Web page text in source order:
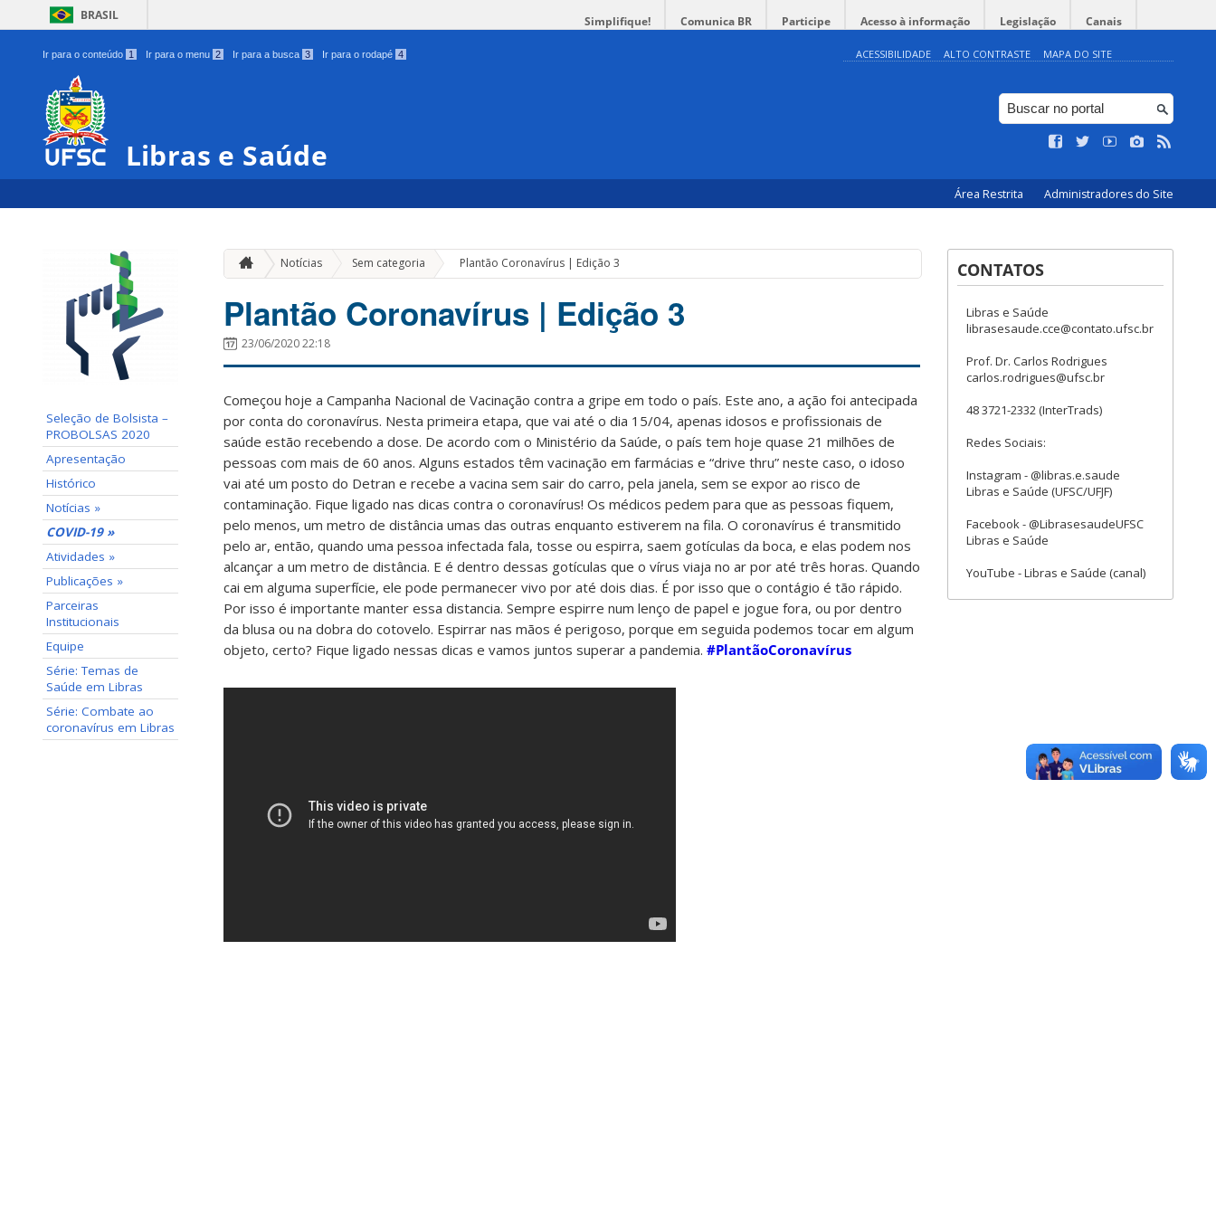
BRASIL Simplifique! Comunica BR Participe Acesso à informação Legislação Canais
Ir para o conteúdo 1 Ir para o menu 2 Ir para a busca 3 Ir para o rodapé 4 ACESSIBILIDADE ALTO CONTRASTE MAPA DO SITE
Libras e Saúde
Área Restrita Administradores do Site
Seleção de Bolsista –
PROBOLSAS 2020
Apresentação
Histórico
Notícias »
COVID-19 »
Atividades »
Publicações »
Parceiras
Institucionais
Equipe
Série: Temas de
Saúde em Libras
Série: Combate ao
coronavírus em Libras
Notícias Sem categoria » Plantão Coronavírus | Edição 3
Plantão Coronavírus | Edição 3
23/06/2020 22:18
Começou hoje a Campanha Nacional de Vacinação contra a gripe em todo o país. Este ano, a ação foi antecipada
por conta do coronavírus. Nesta primeira etapa, que vai até o dia 15/04, apenas idosos e profissionais de
saúde estão recebendo a dose. De acordo com o Ministério da Saúde, o país tem hoje quase 21 milhões de
pessoas com mais de 60 anos. Alguns estados têm vacinação em farmácias e “drive thru” neste caso, o idoso
vai até um posto do Detran e recebe a vacina sem sair do carro, pela janela, sem se expor ao risco de
contaminação. Fique ligado nas dicas contra o coronavírus! Os médicos pedem para que as pessoas fiquem,
pelo menos, um metro de distância umas das outras enquanto estiverem na fila. O coronavírus é transmitido
pelo ar, então, quando uma pessoa infectada fala, tosse ou espirra, saem gotículas da boca, e elas podem nos
alcançar a um metro de distância. E é dentro dessas gotículas que o vírus viaja no ar por até três horas. Quando
cai em alguma superfície, ele pode permanecer vivo por até dois dias. É por isso que o contágio é tão rápido.
Por isso é importante manter essa distancia. Sempre espirre num lenço de papel e jogue fora, ou por dentro
da blusa ou na dobra do cotovelo. Espirrar nas mãos é perigoso, porque em seguida podemos tocar em algum
objeto, certo? Fique ligado nessas dicas e vamos juntos superar a pandemia. #PlantãoCoronavírus
CONTATOS
Libras e Saúde
librasesaude.cce@contato.ufsc.br
Prof. Dr. Carlos Rodrigues
carlos.rodrigues@ufsc.br
48 3721-2332 (InterTrads)
Redes Sociais:
Instagram - @libras.e.saude
Libras e Saúde (UFSC/UFJF)
Facebook - @LibrasesaudeUFSC
Libras e Saúde
YouTube - Libras e Saúde (canal)